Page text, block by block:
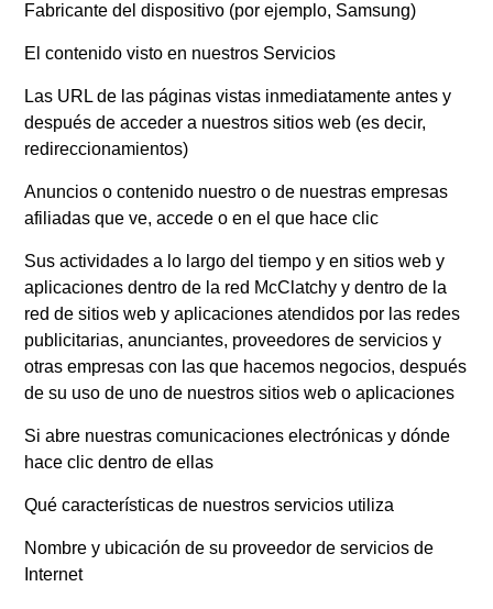
Fabricante del dispositivo (por ejemplo, Samsung)
El contenido visto en nuestros Servicios
Las URL de las páginas vistas inmediatamente antes y
después de acceder a nuestros sitios web (es decir,
redireccionamientos)
Anuncios o contenido nuestro o de nuestras empresas
afiliadas que ve, accede o en el que hace clic
Sus actividades a lo largo del tiempo y en sitios web y
aplicaciones dentro de la red McClatchy y dentro de la
red de sitios web y aplicaciones atendidos por las redes
publicitarias, anunciantes, proveedores de servicios y
otras empresas con las que hacemos negocios, después
de su uso de uno de nuestros sitios web o aplicaciones
Si abre nuestras comunicaciones electrónicas y dónde
hace clic dentro de ellas
Qué características de nuestros servicios utiliza
Nombre y ubicación de su proveedor de servicios de
Internet